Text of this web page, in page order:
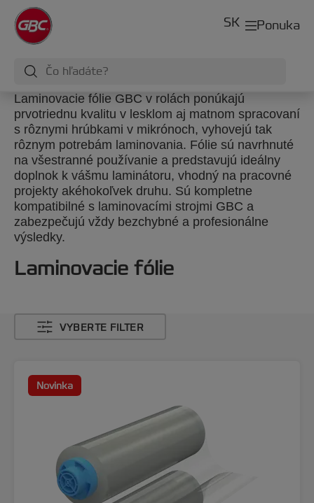
Ponuka
SK
Laminovacie fólie GBC v rolách ponúkajú
prvotriednu kvalitu v lesklom aj matnom spracovaní
s rôznymi hrúbkami v mikrónoch, vyhovejú tak
rôznym potrebám laminovania. Fólie sú navrhnuté
na všestranné používanie a predstavujú ideálny
doplnok k vášmu laminátoru, vhodný na pracovné
projekty akéhokoľvek druhu. Sú kompletne
kompatibilné s laminovacími strojmi GBC a
zabezpečujú vždy bezchybné a profesionálne
výsledky.
Laminovacie fólie
VYBERTE FILTER
Novinka